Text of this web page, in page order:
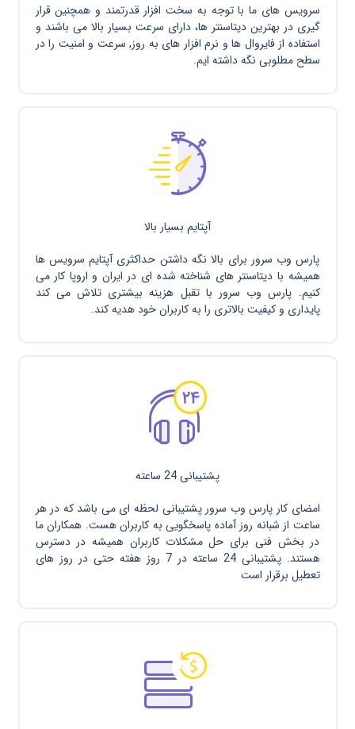
سرویس های ما با توجه به سخت افزار قدرتمند و همچنین قرار
گیری در بهترین دیتاسنتر ها، دارای سرعت بسیار بالا می باشند و
استفاده از فایروال ها و نرم افزار های به روز, سرعت و امنیت را در
سطح مطلوبی نگه داشته ایم.
آپتایم بسیار بالا
پارس وب سرور برای بالا نگه داشتن حداکثری آپتایم سرویس ها
همیشه با دیتاسنتر های شناخته شده ای در ایران و اروپا کار می
کنیم. پارس وب سرور با تقبل هزینه بیشتری تلاش می کند
پایداری و کیفیت بالاتری را به کاربران خود هدیه کند.
پشتیبانی 24 ساعته
امضای کار پارس وب سرور پشتیبانی لحظه ای می باشد که در هر
ساعت از شبانه روز آماده پاسخگویی به کاربران هست. همکاران ما
در بخش فنی برای حل مشکلات کاربران همیشه در دسترس
هستند. پشتیبانی 24 ساعته در 7 روز هفته حتی در روز های
تعطیل برقرار است